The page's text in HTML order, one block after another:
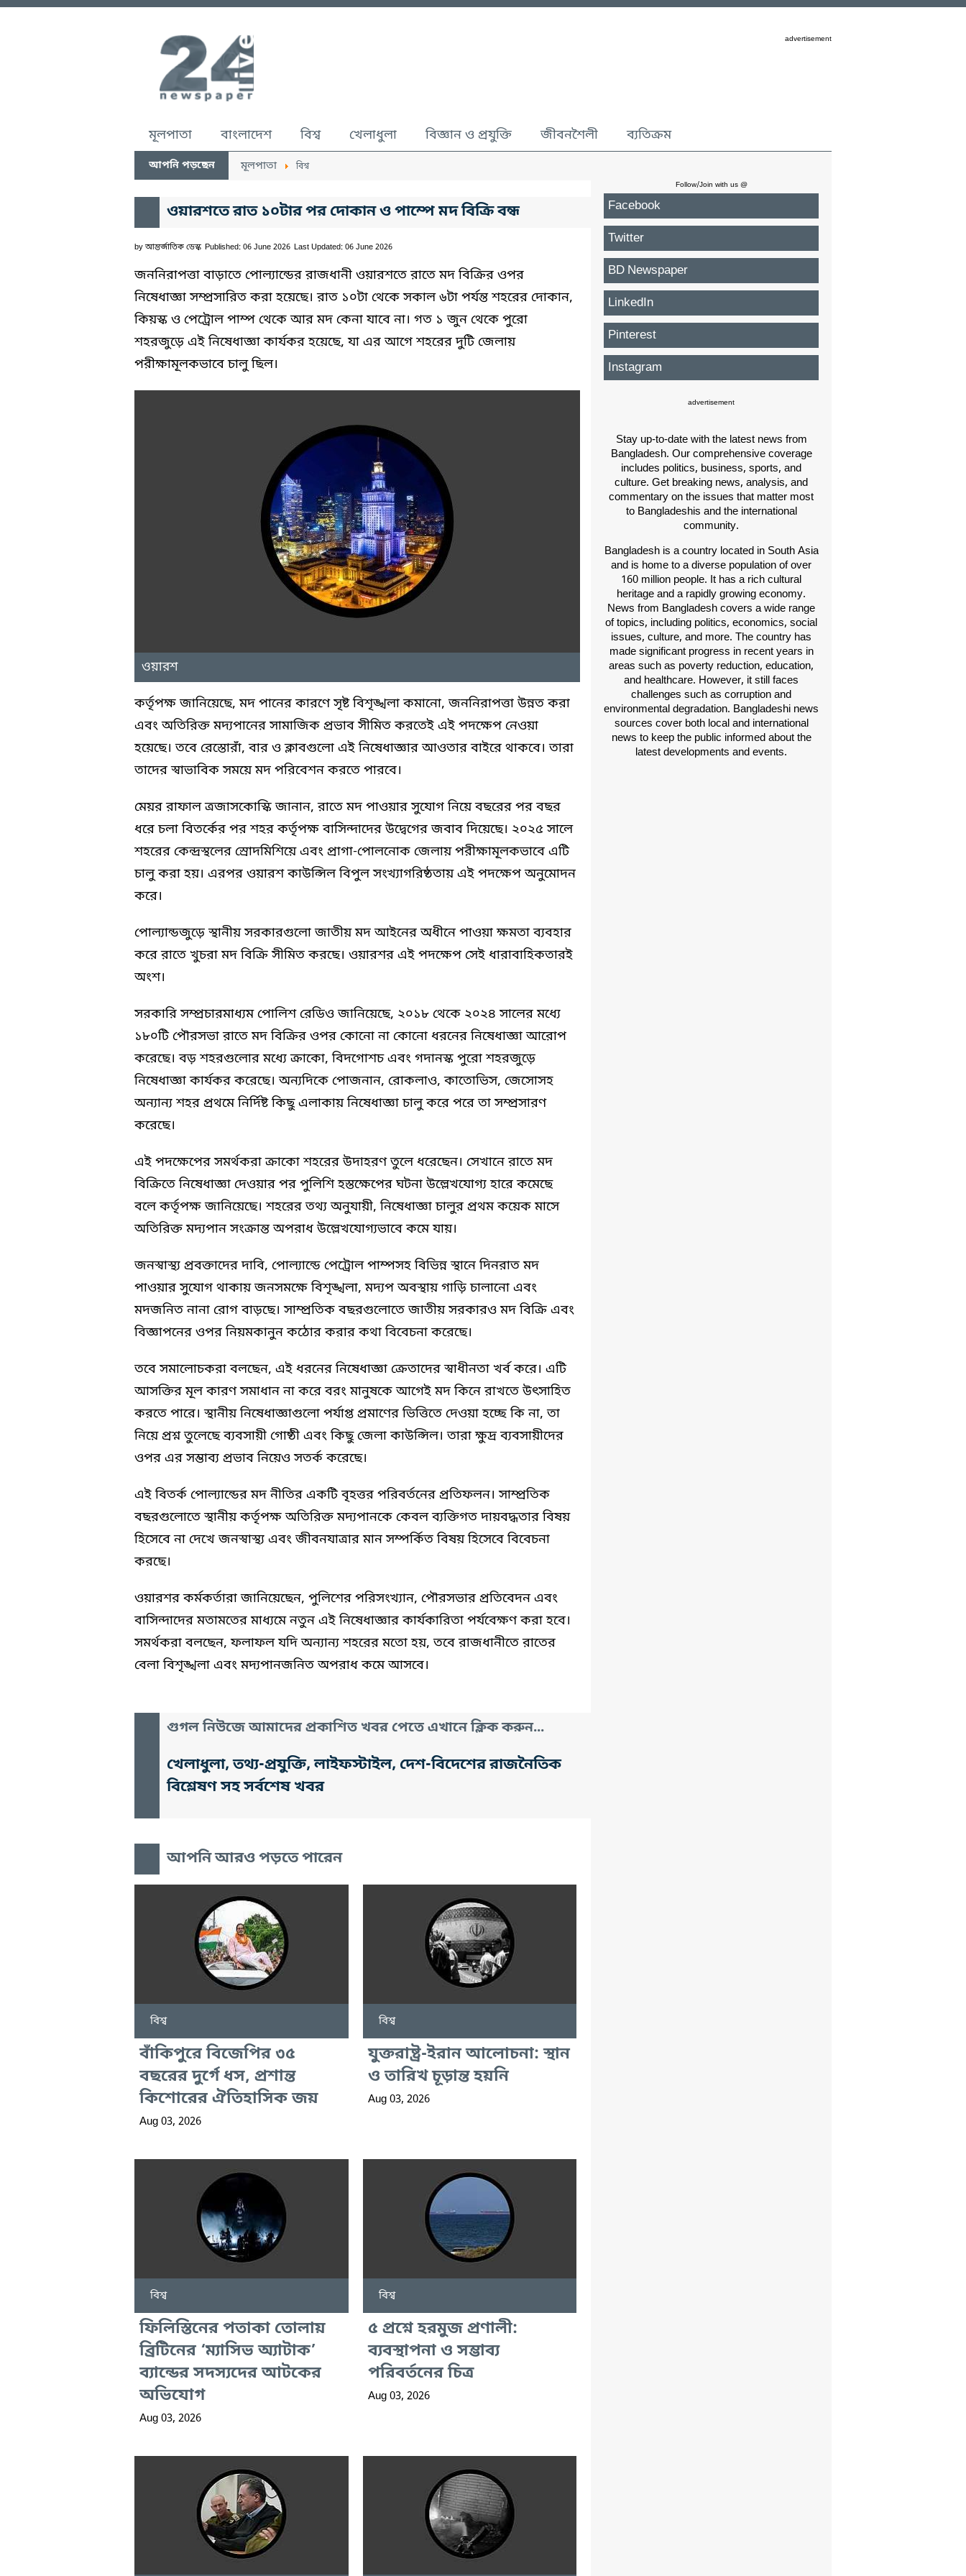
advertisement
মূলপাতা বাংলাদেশ বিশ্ব খেলাধুলা বিজ্ঞান ও প্রযুক্তি জীবনশৈলী ব্যতিক্রম
আপনি পড়ছেন মূলপাতা বিশ্ব
ওয়ারশতে রাত ১০টার পর দোকান ও পাম্পে মদ বিক্রি বন্ধ
by আন্তর্জাতিক ডেস্ক Published: 06 June 2026 Last Updated: 06 June 2026
জননিরাপত্তা বাড়াতে পোল্যান্ডের রাজধানী ওয়ারশতে রাতে মদ বিক্রির ওপর
নিষেধাজ্ঞা সম্প্রসারিত করা হয়েছে। রাত ১০টা থেকে সকাল ৬টা পর্যন্ত শহরের দোকান,
কিয়স্ক ও পেট্রোল পাম্প থেকে আর মদ কেনা যাবে না। গত ১ জুন থেকে পুরো
শহরজুড়ে এই নিষেধাজ্ঞা কার্যকর হয়েছে, যা এর আগে শহরের দুটি জেলায়
পরীক্ষামূলকভাবে চালু ছিল।
ওয়ারশ
কর্তৃপক্ষ জানিয়েছে, মদ পানের কারণে সৃষ্ট বিশৃঙ্খলা কমানো, জননিরাপত্তা উন্নত করা
এবং অতিরিক্ত মদ্যপানের সামাজিক প্রভাব সীমিত করতেই এই পদক্ষেপ নেওয়া
হয়েছে। তবে রেস্তোরাঁ, বার ও ক্লাবগুলো এই নিষেধাজ্ঞার আওতার বাইরে থাকবে। তারা
তাদের স্বাভাবিক সময়ে মদ পরিবেশন করতে পারবে।
মেয়র রাফাল ত্রজাসকোস্কি জানান, রাতে মদ পাওয়ার সুযোগ নিয়ে বছরের পর বছর
ধরে চলা বিতর্কের পর শহর কর্তৃপক্ষ বাসিন্দাদের উদ্বেগের জবাব দিয়েছে। ২০২৫ সালে
শহরের কেন্দ্রস্থলের স্রোদমিশিয়ে এবং প্রাগা-পোলনোক জেলায় পরীক্ষামূলকভাবে এটি
চালু করা হয়। এরপর ওয়ারশ কাউন্সিল বিপুল সংখ্যাগরিষ্ঠতায় এই পদক্ষেপ অনুমোদন
করে।
পোল্যান্ডজুড়ে স্থানীয় সরকারগুলো জাতীয় মদ আইনের অধীনে পাওয়া ক্ষমতা ব্যবহার
করে রাতে খুচরা মদ বিক্রি সীমিত করছে। ওয়ারশর এই পদক্ষেপ সেই ধারাবাহিকতারই
অংশ।
সরকারি সম্প্রচারমাধ্যম পোলিশ রেডিও জানিয়েছে, ২০১৮ থেকে ২০২৪ সালের মধ্যে
১৮০টি পৌরসভা রাতে মদ বিক্রির ওপর কোনো না কোনো ধরনের নিষেধাজ্ঞা আরোপ
করেছে। বড় শহরগুলোর মধ্যে ক্রাকো, বিদগোশচ এবং গদানস্ক পুরো শহরজুড়ে
নিষেধাজ্ঞা কার্যকর করেছে। অন্যদিকে পোজনান, রোকলাও, কাতোভিস, জেসোসহ
অন্যান্য শহর প্রথমে নির্দিষ্ট কিছু এলাকায় নিষেধাজ্ঞা চালু করে পরে তা সম্প্রসারণ
করেছে।
এই পদক্ষেপের সমর্থকরা ক্রাকো শহরের উদাহরণ তুলে ধরেছেন। সেখানে রাতে মদ
বিক্রিতে নিষেধাজ্ঞা দেওয়ার পর পুলিশি হস্তক্ষেপের ঘটনা উল্লেখযোগ্য হারে কমেছে
বলে কর্তৃপক্ষ জানিয়েছে। শহরের তথ্য অনুযায়ী, নিষেধাজ্ঞা চালুর প্রথম কয়েক মাসে
অতিরিক্ত মদ্যপান সংক্রান্ত অপরাধ উল্লেখযোগ্যভাবে কমে যায়।
জনস্বাস্থ্য প্রবক্তাদের দাবি, পোল্যান্ডে পেট্রোল পাম্পসহ বিভিন্ন স্থানে দিনরাত মদ
পাওয়ার সুযোগ থাকায় জনসমক্ষে বিশৃঙ্খলা, মদ্যপ অবস্থায় গাড়ি চালানো এবং
মদজনিত নানা রোগ বাড়ছে। সাম্প্রতিক বছরগুলোতে জাতীয় সরকারও মদ বিক্রি এবং
বিজ্ঞাপনের ওপর নিয়মকানুন কঠোর করার কথা বিবেচনা করেছে।
তবে সমালোচকরা বলছেন, এই ধরনের নিষেধাজ্ঞা ক্রেতাদের স্বাধীনতা খর্ব করে। এটি
আসক্তির মূল কারণ সমাধান না করে বরং মানুষকে আগেই মদ কিনে রাখতে উৎসাহিত
করতে পারে। স্থানীয় নিষেধাজ্ঞাগুলো পর্যাপ্ত প্রমাণের ভিত্তিতে দেওয়া হচ্ছে কি না, তা
নিয়ে প্রশ্ন তুলেছে ব্যবসায়ী গোষ্ঠী এবং কিছু জেলা কাউন্সিল। তারা ক্ষুদ্র ব্যবসায়ীদের
ওপর এর সম্ভাব্য প্রভাব নিয়েও সতর্ক করেছে।
এই বিতর্ক পোল্যান্ডের মদ নীতির একটি বৃহত্তর পরিবর্তনের প্রতিফলন। সাম্প্রতিক
বছরগুলোতে স্থানীয় কর্তৃপক্ষ অতিরিক্ত মদ্যপানকে কেবল ব্যক্তিগত দায়বদ্ধতার বিষয়
হিসেবে না দেখে জনস্বাস্থ্য এবং জীবনযাত্রার মান সম্পর্কিত বিষয় হিসেবে বিবেচনা
করছে।
ওয়ারশর কর্মকর্তারা জানিয়েছেন, পুলিশের পরিসংখ্যান, পৌরসভার প্রতিবেদন এবং
বাসিন্দাদের মতামতের মাধ্যমে নতুন এই নিষেধাজ্ঞার কার্যকারিতা পর্যবেক্ষণ করা হবে।
সমর্থকরা বলছেন, ফলাফল যদি অন্যান্য শহরের মতো হয়, তবে রাজধানীতে রাতের
বেলা বিশৃঙ্খলা এবং মদ্যপানজনিত অপরাধ কমে আসবে।
গুগল নিউজে আমাদের প্রকাশিত খবর পেতে এখানে ক্লিক করুন...
খেলাধুলা, তথ্য-প্রযুক্তি, লাইফস্টাইল, দেশ-বিদেশের রাজনৈতিক
বিশ্লেষণ সহ সর্বশেষ খবর
আপনি আরও পড়তে পারেন
বিশ্ব
বাঁকিপুরে বিজেপির ৩৫
বছরের দুর্গে ধস, প্রশান্ত
কিশোরের ঐতিহাসিক জয়
Aug 03, 2026
বিশ্ব
যুক্তরাষ্ট্র-ইরান আলোচনা: স্থান
ও তারিখ চূড়ান্ত হয়নি
Aug 03, 2026
বিশ্ব
ফিলিস্তিনের পতাকা তোলায়
ব্রিটিনের ‘ম্যাসিভ অ্যাটাক’
ব্যান্ডের সদস্যদের আটকের
অভিযোগ
Aug 03, 2026
বিশ্ব
৫ প্রশ্নে হরমুজ প্রণালী:
ব্যবস্থাপনা ও সম্ভাব্য
পরিবর্তনের চিত্র
Aug 03, 2026
Follow/Join with us @
Facebook
Twitter
BD Newspaper
LinkedIn
Pinterest
Instagram
advertisement
Stay up-to-date with the latest news from
Bangladesh. Our comprehensive coverage
includes politics, business, sports, and
culture. Get breaking news, analysis, and
commentary on the issues that matter most
to Bangladeshis and the international
community.
Bangladesh is a country located in South Asia
and is home to a diverse population of over
160 million people. It has a rich cultural
heritage and a rapidly growing economy.
News from Bangladesh covers a wide range
of topics, including politics, economics, social
issues, culture, and more. The country has
made significant progress in recent years in
areas such as poverty reduction, education,
and healthcare. However, it still faces
challenges such as corruption and
environmental degradation. Bangladeshi news
sources cover both local and international
news to keep the public informed about the
latest developments and events.